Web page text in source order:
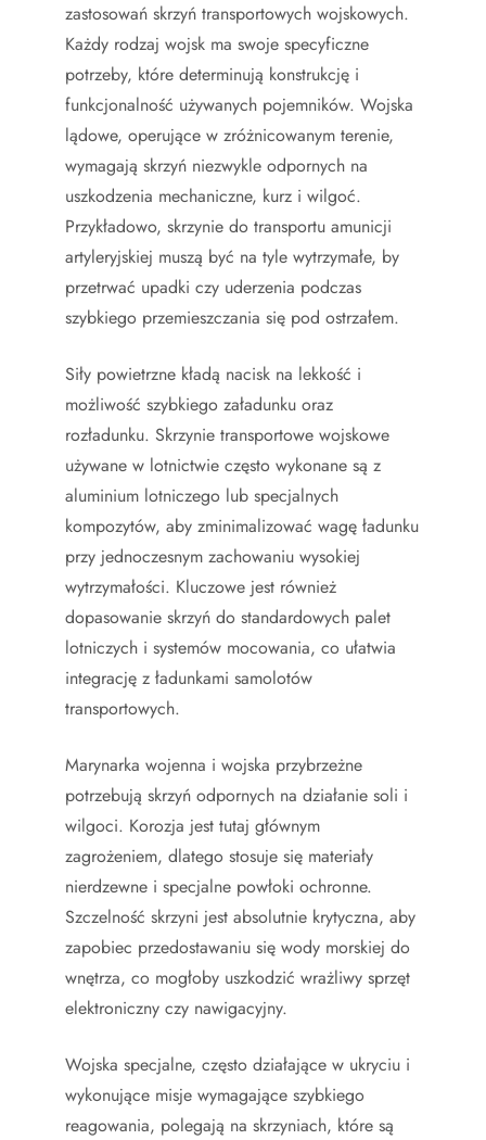
zastosowań skrzyń transportowych wojskowych.
Każdy rodzaj wojsk ma swoje specyficzne
potrzeby, które determinują konstrukcję i
funkcjonalność używanych pojemników. Wojska
lądowe, operujące w zróżnicowanym terenie,
wymagają skrzyń niezwykle odpornych na
uszkodzenia mechaniczne, kurz i wilgoć.
Przykładowo, skrzynie do transportu amunicji
artyleryjskiej muszą być na tyle wytrzymałe, by
przetrwać upadki czy uderzenia podczas
szybkiego przemieszczania się pod ostrzałem.
Siły powietrzne kładą nacisk na lekkość i
możliwość szybkiego załadunku oraz
rozładunku. Skrzynie transportowe wojskowe
używane w lotnictwie często wykonane są z
aluminium lotniczego lub specjalnych
kompozytów, aby zminimalizować wagę ładunku
przy jednoczesnym zachowaniu wysokiej
wytrzymałości. Kluczowe jest również
dopasowanie skrzyń do standardowych palet
lotniczych i systemów mocowania, co ułatwia
integrację z ładunkami samolotów
transportowych.
Marynarka wojenna i wojska przybrzeżne
potrzebują skrzyń odpornych na działanie soli i
wilgoci. Korozja jest tutaj głównym
zagrożeniem, dlatego stosuje się materiały
nierdzewne i specjalne powłoki ochronne.
Szczelność skrzyni jest absolutnie krytyczna, aby
zapobiec przedostawaniu się wody morskiej do
wnętrza, co mogłoby uszkodzić wrażliwy sprzęt
elektroniczny czy nawigacyjny.
Wojska specjalne, często działające w ukryciu i
wykonujące misje wymagające szybkiego
reagowania, polegają na skrzyniach, które są